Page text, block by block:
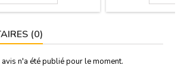
(0)
avis n'a été publié pour le moment.